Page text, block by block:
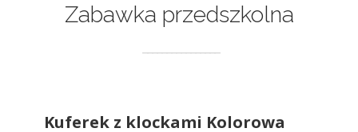
Zabawka przedszkolna
Kuferek z klockami Kolorowa